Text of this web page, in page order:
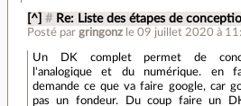
[^] # Re: Liste des étapes de
Posté par gringonz le 09 juillet 2020 à
Un DK complet permet de
l'analogique et du numérique. en
demande ce que va faire google, car
pas un fondeur. Du coup faire un